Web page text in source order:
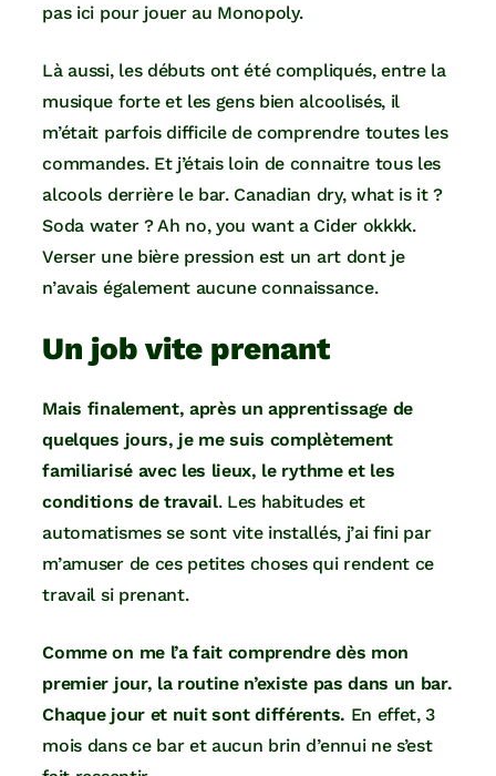
pas ici pour jouer au Monopoly.
Là aussi, les débuts ont été compliqués, entre la
musique forte et les gens bien alcoolisés, il
m’était parfois difficile de comprendre toutes les
commandes. Et j’étais loin de connaitre tous les
alcools derrière le bar. Canadian dry, what is it ?
Soda water ? Ah no, you want a Cider okkkk.
Verser une bière pression est un art dont je
n’avais également aucune connaissance.
Un job vite prenant
Mais finalement, après un apprentissage de
quelques jours, je me suis complètement
familiarisé avec les lieux, le rythme et les
conditions de travail. Les habitudes et
automatismes se sont vite installés, j’ai fini par
m’amuser de ces petites choses qui rendent ce
travail si prenant.
Comme on me l’a fait comprendre dès mon
premier jour, la routine n’existe pas dans un bar.
Chaque jour et nuit sont différents. En effet, 3
mois dans ce bar et aucun brin d’ennui ne s’est